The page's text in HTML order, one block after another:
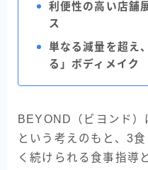
利便性の高い店舗
ス
単なる減量を超え
る」ボディメイク
BEYOND（ビヨンド）
という考えのもと、3
く続けられる食事指導